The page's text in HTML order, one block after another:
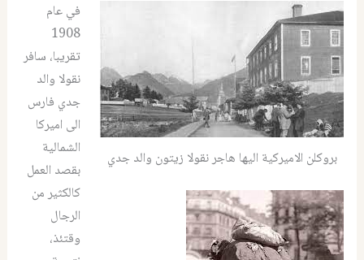
بروكلن الاميركية اليها هاجر نقولا زيتون والد جدي
في عام
1908
تقريبا، سافر
نقولا والد
جدي فارس
الى اميركا
الشمالية
بقصد العمل
كالكثير من
الرجال
وقتئذ،